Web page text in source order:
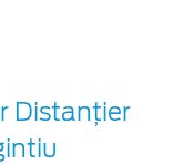
Distanțier